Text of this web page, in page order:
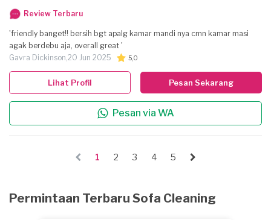
Review Terbaru
'friendly banget!! bersih bgt apalg kamar mandi nya cmn kamar masi
agak berdebu aja, overall great '
Gavra Dickinson,20 Jun 2025 5,0
Pesan Sekarang
Pesan via WA
Lihat Profil
1 2 3 4 5
Permintaan Terbaru Sofa Cleaning